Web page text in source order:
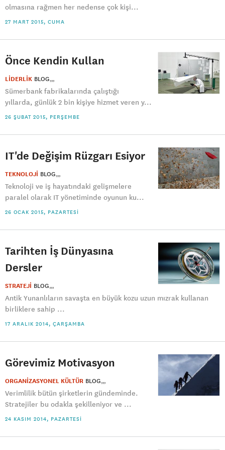
olmasına rağmen her nedense çok kişi...
27 MART 2015, CUMA
Önce Kendin Kullan
LİDERLİK BLOG
Sümerbank fabrikalarında çalıştığı
yıllarda, günlük 2 bin kişiye hizmet veren y...
26 ŞUBAT 2015, PERŞEMBE
IT'de Değişim Rüzgarı Esiyor
TEKNOLOJİ BLOG
Teknoloji ve iş hayatındaki gelişmelere
paralel olarak IT yönetiminde oyunun ku...
26 OCAK 2015, PAZARTESI
Tarihten İş Dünyasına
Dersler
STRATEJİ BLOG
Antik Yunanlıların savaşta en büyük kozu uzun mızrak kullanan
birliklere sahip ...
17 ARALIK 2014, ÇARŞAMBA
Görevimiz Motivasyon
ORGANİZASYONEL KÜLTÜR BLOG
Verimlilik bütün şirketlerin gündeminde.
Stratejiler bu odakla şekilleniyor ve ...
24 KASIM 2014, PAZARTESI